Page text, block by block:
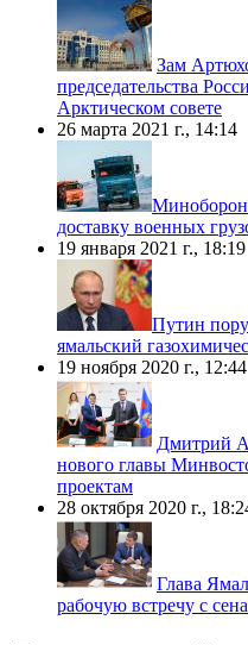
Зам
председательства
Арктическом совете
26 марта 2021 г., 14:14
доставку военных
19 января 2021 г., 18:19
​Путин
ямальский
19 ноября 2020 г., 12:44
Дмитрий
нового главы
проектам
28 октября 2020 г.,
Глава
рабочую встречу с